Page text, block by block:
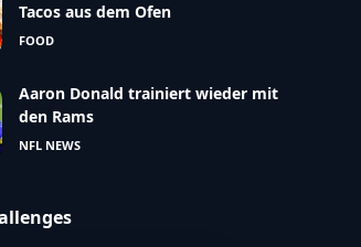
Tacos aus dem Ofen
FOOD
Aaron Donald trainiert wieder mit
den Rams
NFL NEWS